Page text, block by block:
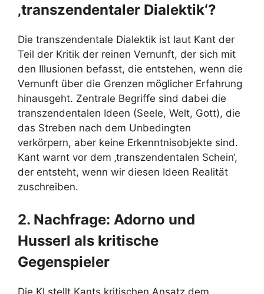
‚transzendentaler Dialektik‘?
Die transzendentale Dialektik ist laut Kant der
Teil der Kritik der reinen Vernunft, der sich mit
den Illusionen befasst, die entstehen, wenn die
Vernunft über die Grenzen möglicher Erfahrung
hinausgeht. Zentrale Begriffe sind dabei die
transzendentalen Ideen (Seele, Welt, Gott), die
das Streben nach dem Unbedingten
verkörpern, aber keine Erkenntnisobjekte sind.
Kant warnt vor dem ‚transzendentalen Schein‘,
der entsteht, wenn wir diesen Ideen Realität
zuschreiben.
2. Nachfrage: Adorno und
Husserl als kritische
Gegenspieler
Die KI stellt Kants kritischen Ansatz dem